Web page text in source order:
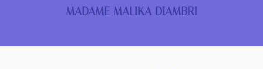
MADAME MALIKA DIAMBRI